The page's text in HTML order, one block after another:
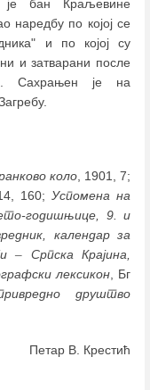
је бан Краљевине
наредбу по којој се
и по којој су
и затварани после
Сахрањен је на
коло , 1901, 7;
160;Успомена на
годишњице, 9. и
календар за
– Српска Крајина,
лексикон, Бг
друштво
Петар В. Крестић